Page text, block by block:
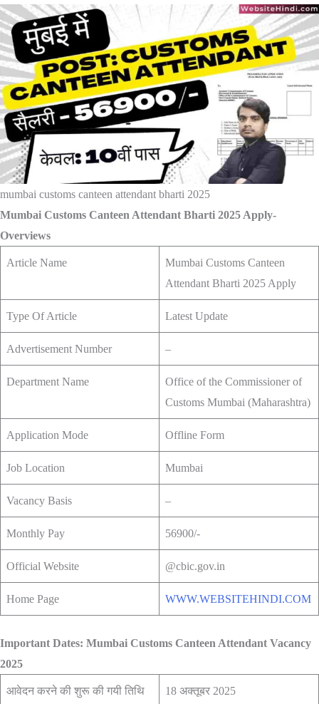
mumbai customs canteen attendant bharti 2025
Mumbai Customs Canteen Attendant Bharti 2025 Apply-
Overviews
Article Name
Mumbai Customs Canteen
Attendant Bharti 2025 Apply
Type Of Article Latest Update
Advertisement Number –
Department Name
Office of the Commissioner of
Customs Mumbai (Maharashtra)
Application Mode Offline Form
Job Location Mumbai
Vacancy Basis –
Monthly Pay 56900/-
Official Website @cbic.gov.in
Home Page WWW.WEBSITEHINDI.COM
Important Dates: Mumbai Customs Canteen Attendant Vacancy
2025
आवेदन करने की शुरू की गयी तिथि
18 अक्तूबर 2025